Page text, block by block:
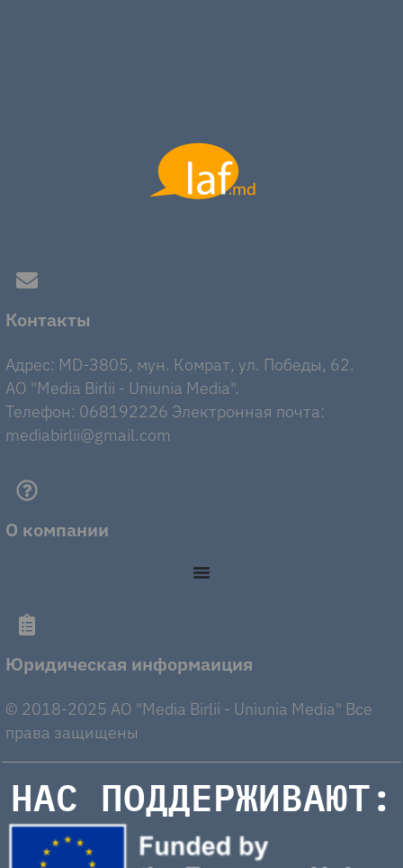
Контакты
Адрес: MD-3805, мун. Комрат, ул. Победы, 62.
AO "Media Birlii - Uniunia Media".
Телефон: 068192226 Электронная почта:
mediabirlii@gmail.com
О компании
Юридическая информаиция
© 2018-2025 AO "Media Birlii - Uniunia Media" Все
права защищены
НАС ПОДДЕРЖИВАЮТ: